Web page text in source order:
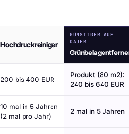
Hochdruckreiniger
GÜNSTIGER AUF
DAUER
200 bis 400 EUR
Produkt (80 m2):
240 bis 640 EUR
10 mal in 5 Jahren
(2 mal pro Jahr)
2 mal in 5 Jahren